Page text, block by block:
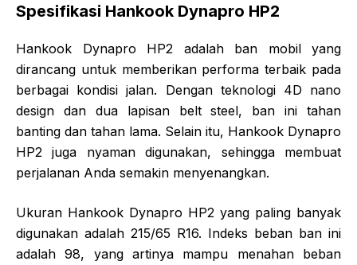
Spesifikasi Hankook Dynapro HP2
Hankook Dynapro HP2 adalah ban mobil yang
dirancang untuk memberikan performa terbaik pada
berbagai kondisi jalan. Dengan teknologi 4D nano
design dan dua lapisan belt steel, ban ini tahan
banting dan tahan lama. Selain itu, Hankook Dynapro
HP2 juga nyaman digunakan, sehingga membuat
perjalanan Anda semakin menyenangkan.
Ukuran Hankook Dynapro HP2 yang paling banyak
digunakan adalah 215/65 R16. Indeks beban ban ini
adalah 98, yang artinya mampu menahan beban